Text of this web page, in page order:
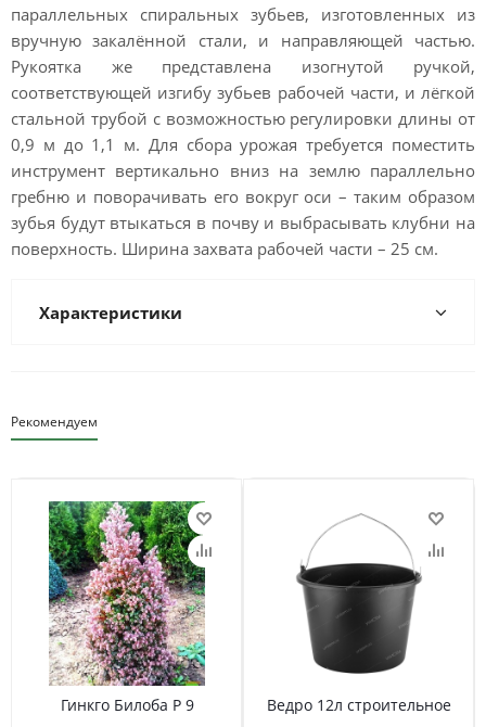
параллельных спиральных зубьев, изготовленных из
вручную закалённой стали, и направляющей частью.
Рукоятка же представлена изогнутой ручкой,
соответствующей изгибу зубьев рабочей части, и лёгкой
стальной трубой с возможностью регулировки длины от
0,9 м до 1,1 м. Для сбора урожая требуется поместить
инструмент вертикально вниз на землю параллельно
гребню и поворачивать его вокруг оси – таким образом
зубья будут втыкаться в почву и выбрасывать клубни на
поверхность. Ширина захвата рабочей части – 25 см.
Характеристики
Рекомендуем
Гинкго Билоба Р 9 Ведро 12л строительное